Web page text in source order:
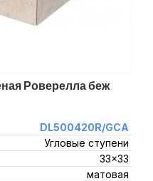
Роверелла беж
DL500420R/GCA
Угловые ступени
33x33
матовая